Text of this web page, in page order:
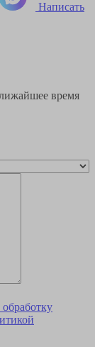
Написать
время
обработку